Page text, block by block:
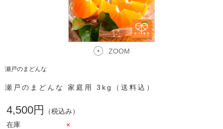
ZOOM
瀬戸のまどんな
瀬戸のまどんな 家庭用 3kg（送料込）
4,500円
（税込み）
在庫
×